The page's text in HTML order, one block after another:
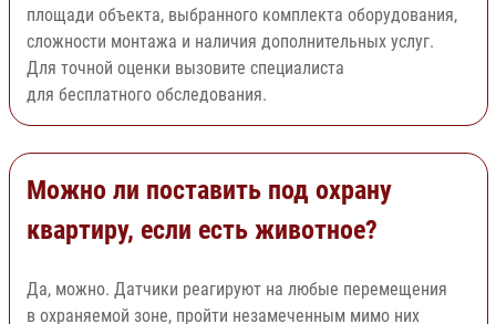
площади объекта, выбранного комплекта оборудования,
сложности монтажа и наличия дополнительных услуг.
Для точной оценки вызовите специалиста
для бесплатного обследования.
Можно ли поставить под охрану
квартиру, если есть животное?
Да, можно. Датчики реагируют на любые перемещения
в охраняемой зоне, пройти незамеченным мимо них